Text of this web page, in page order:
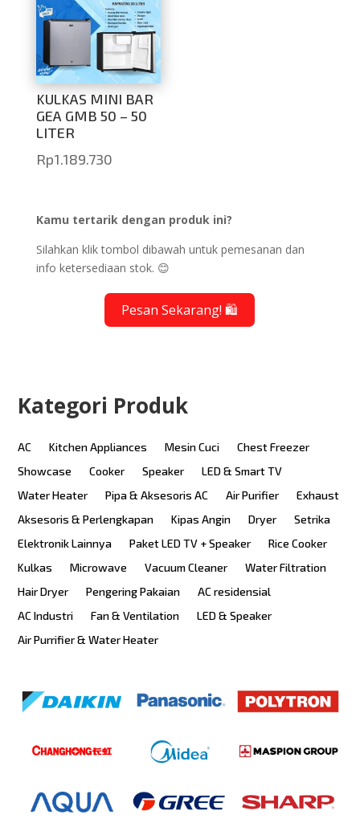
KULKAS MINI BAR
GEA GMB 50 – 50
LITER
Rp1.189.730
Kamu tertarik dengan produk ini?
Silahkan klik tombol dibawah untuk pemesanan dan
info ketersediaan stok. 😊
Pesan Sekarang! 🛍️
Kategori Produk
AC Kitchen Appliances Mesin Cuci
Chest Freezer
Showcase
Cooker Speaker
LED & Smart TV
Water Heater
Pipa & Aksesoris AC Air Purifier
Exhaust
Aksesoris & Perlengkapan
Kipas Angin Dryer
Setrika
Elektronik Lainnya
Paket LED TV + Speaker
Rice Cooker
Kulkas
Microwave Vacuum Cleaner
Water Filtration
Hair Dryer
Pengering Pakaian
AC residensial
AC Industri
Fan & Ventilation
LED & Speaker
Air Purrifier & Water Heater